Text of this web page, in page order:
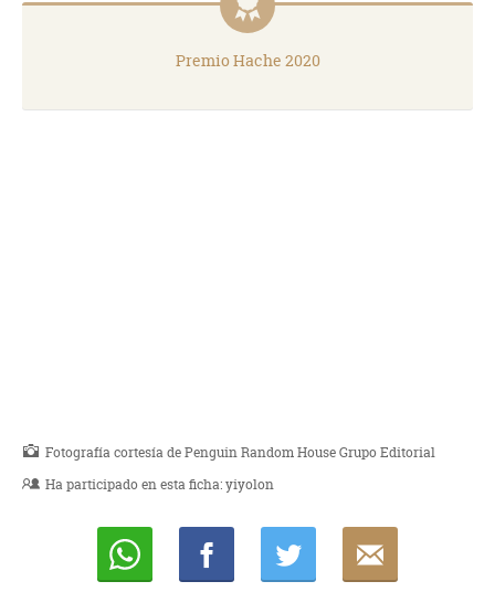
Premio Hache 2020
Fotografía cortesía de Penguin Random House Grupo Editorial
Ha participado en esta ficha:yiyolon